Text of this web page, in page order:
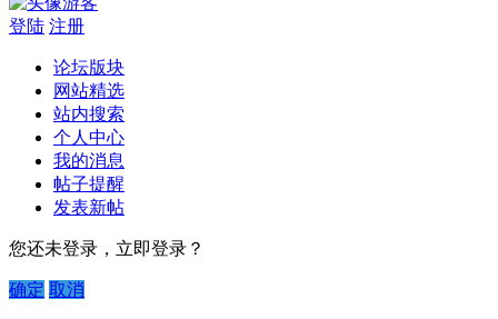
登陆 注册
论坛版块
网站精选
站内搜索
个人中心
我的消息
帖子提醒
发表新帖
您还未登录，立即登录？
确定 取消